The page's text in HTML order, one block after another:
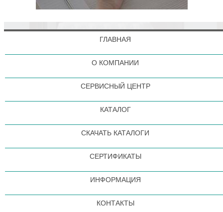
ГЛАВНАЯ
О КОМПАНИИ
СЕРВИСНЫЙ ЦЕНТР
КАТАЛОГ
СКАЧАТЬ КАТАЛОГИ
СЕРТИФИКАТЫ
ИНФОРМАЦИЯ
КОНТАКТЫ